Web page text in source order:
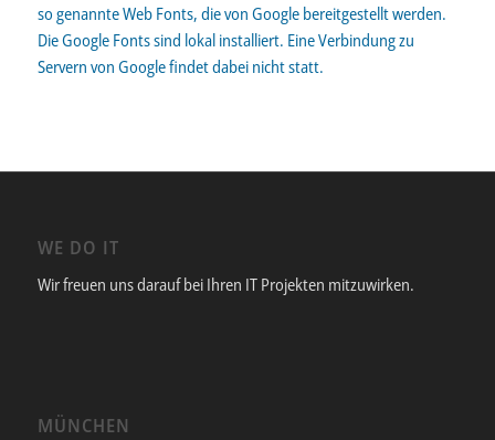
so genannte Web Fonts, die von Google bereitgestellt werden.
Die Google Fonts sind lokal installiert. Eine Verbindung zu
Servern von Google findet dabei nicht statt.
WE DO IT
Wir freuen uns darauf bei Ihren IT Projekten mitzuwirken.
MÜNCHEN